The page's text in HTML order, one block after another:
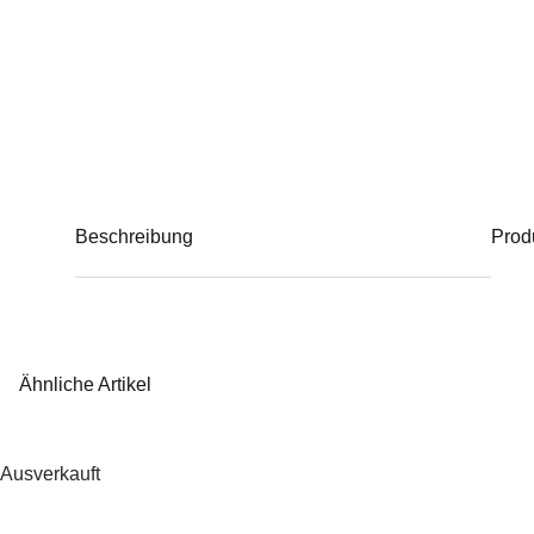
Beschreibung
Ähnliche Artikel
Ausverkauft